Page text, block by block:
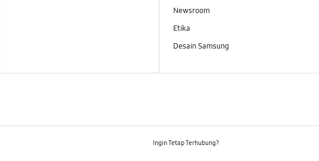
Newsroom
Etika
Desain Samsung
Ingin Tetap Terhubung?